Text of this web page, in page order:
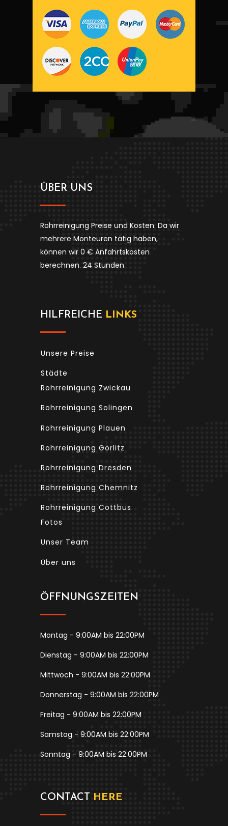
ÜBER UNS
Rohrreinigung Preise und Kosten. Da wir
mehrere Monteuren tätig haben,
können wir 0 € Anfahrtskosten
berechnen. 24 Stunden
HILFREICHE LINKS
Unsere Preise
Städte
Rohrreinigung Zwickau
Rohrreinigung Solingen
Rohrreinigung Plauen
Rohrreinigung Görlitz
Rohrreinigung Dresden
Rohrreinigung Chemnitz
Rohrreinigung Cottbus
Fotos
Unser Team
Über uns
ÖFFNUNGSZEITEN
Montag - 9:00AM bis 22:00PM
Dienstag - 9:00AM bis 22:00PM
Mittwoch - 9:00AM bis 22:00PM
Donnerstag - 9:00AM bis 22:00PM
Freitag - 9:00AM bis 22:00PM
Samstag - 9:00AM bis 22:00PM
Sonntag - 9:00AM bis 22:00PM
CONTACT HERE